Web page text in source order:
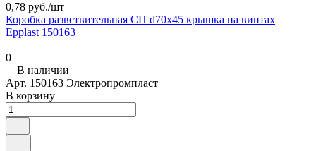
0,78 руб./шт
Коробка разветвительная СП d70х45 крышка на винтах
Epplast 150163
0
В наличии
Арт. 150163 Электропромпласт
В корзину